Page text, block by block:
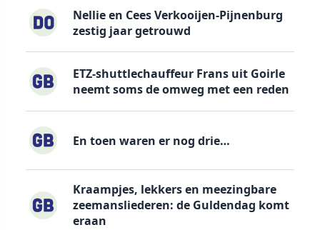
Nellie en Cees Verkooijen-Pijnenburg
zestig jaar getrouwd
ETZ-shuttlechauffeur Frans uit Goirle
neemt soms de omweg met een reden
En toen waren er nog drie…
Kraampjes, lekkers en meezingbare
zeemansliederen: de Guldendag komt
eraan